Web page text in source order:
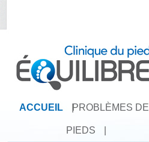
ACCUEIL |
PROBLÈMES DE
PIEDS